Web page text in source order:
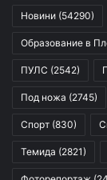
Новини (54290)
Образование в
ПУЛС (2542)
Под ножа (2745)
Спорт (830)
Темида (2821)